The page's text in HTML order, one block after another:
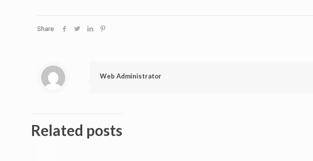
Share
Web Administrator
Related posts